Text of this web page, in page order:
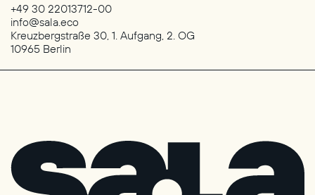
+49 30 22013712-00
info@sala.eco
Kreuzbergstraße 30, 1. Aufgang, 2. OG
10965 Berlin